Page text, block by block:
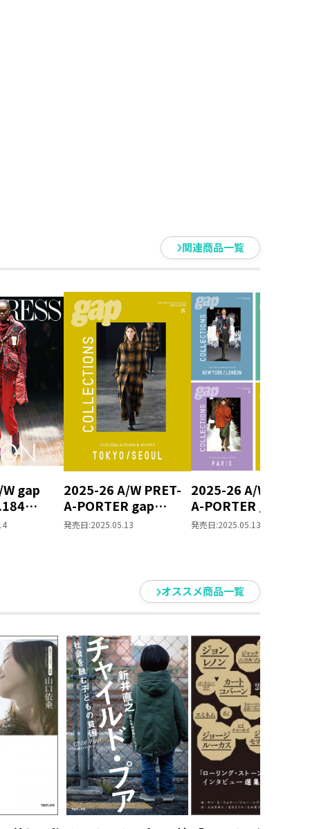
関連商品一覧
gap
2025-26 A/W PRET-
A-PORTER gap
COLLECTIONS
発売日:2025.05.13
2025-26 A/W PRET-
A-PORTER gap
COLLECTIONS 4冊
発売日:2025.05.13
オススメ商品一覧